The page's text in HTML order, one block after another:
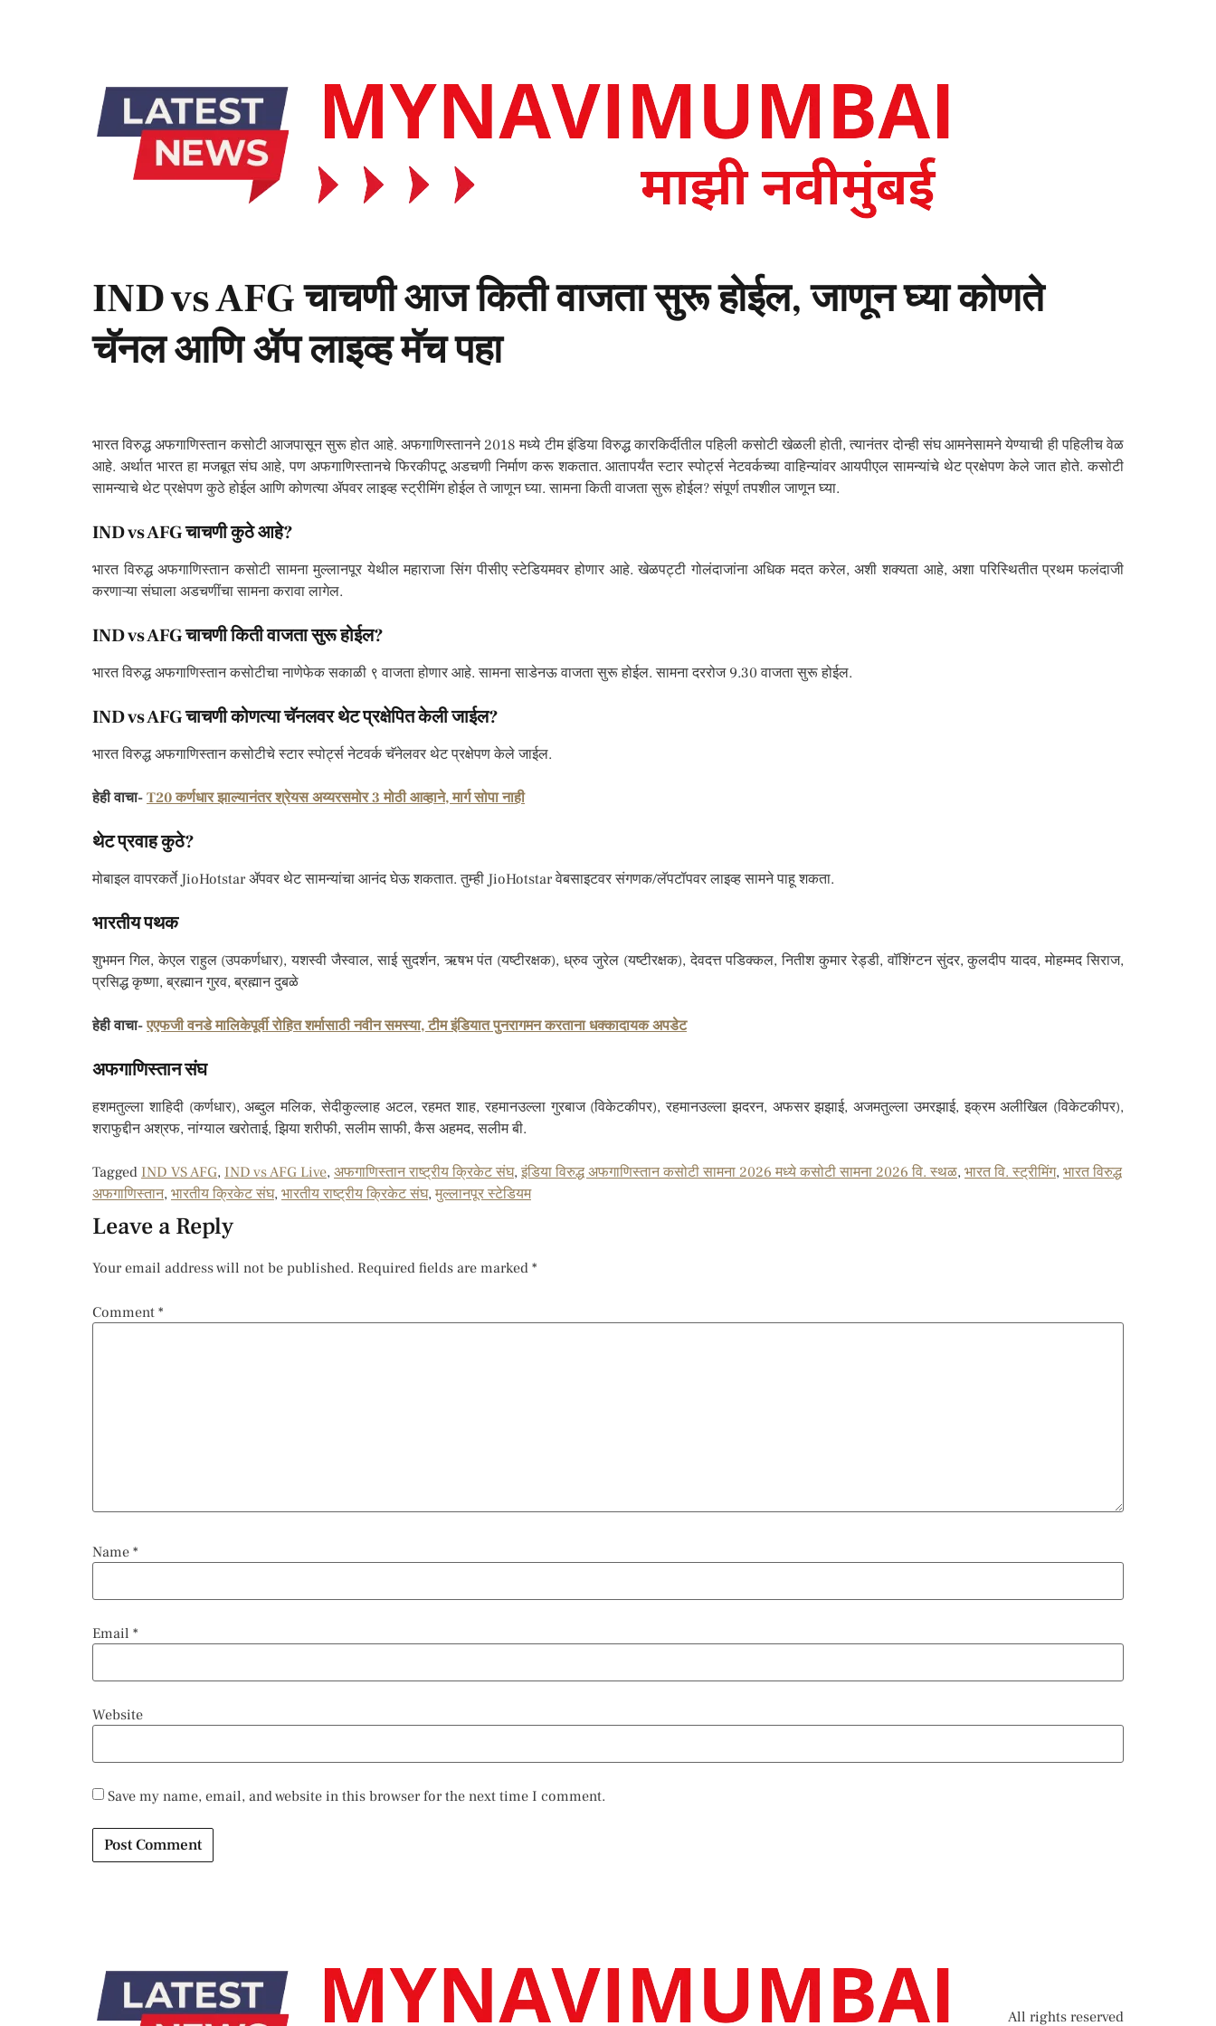
IND vs AFG चाचणी आज किती वाजता सुरू होईल, जाणून घ्या कोणते
चॅनल आणि ॲप लाइव्ह मॅच पहा
भारत विरुद्ध अफगाणिस्तान कसोटी आजपासून सुरू होत आहे. अफगाणिस्तानने 2018 मध्ये टीम इंडिया विरुद्ध कारकिर्दीतील पहिली कसोटी खेळली होती, त्यानंतर दोन्ही संघ आमनेसामने येण्याची ही पहिलीच वेळ
आहे. अर्थात भारत हा मजबूत संघ आहे, पण अफगाणिस्तानचे फिरकीपटू अडचणी निर्माण करू शकतात. आतापर्यंत स्टार स्पोर्ट्स नेटवर्कच्या वाहिन्यांवर आयपीएल सामन्यांचे थेट प्रक्षेपण केले जात होते. कसोटी
सामन्याचे थेट प्रक्षेपण कुठे होईल आणि कोणत्या ॲपवर लाइव्ह स्ट्रीमिंग होईल ते जाणून घ्या. सामना किती वाजता सुरू होईल? संपूर्ण तपशील जाणून घ्या.
IND vs AFG चाचणी कुठे आहे?
भारत विरुद्ध अफगाणिस्तान कसोटी सामना मुल्लानपूर येथील महाराजा सिंग पीसीए स्टेडियमवर होणार आहे. खेळपट्टी गोलंदाजांना अधिक मदत करेल, अशी शक्यता आहे, अशा परिस्थितीत प्रथम फलंदाजी
करणाऱ्या संघाला अडचणींचा सामना करावा लागेल.
IND vs AFG चाचणी किती वाजता सुरू होईल?
भारत विरुद्ध अफगाणिस्तान कसोटीचा नाणेफेक सकाळी ९ वाजता होणार आहे. सामना साडेनऊ वाजता सुरू होईल. सामना दररोज 9.30 वाजता सुरू होईल.
IND vs AFG चाचणी कोणत्या चॅनलवर थेट प्रक्षेपित केली जाईल?
भारत विरुद्ध अफगाणिस्तान कसोटीचे स्टार स्पोर्ट्स नेटवर्क चॅनेलवर थेट प्रक्षेपण केले जाईल.
हेही वाचा- T20 कर्णधार झाल्यानंतर श्रेयस अय्यरसमोर 3 मोठी आव्हाने, मार्ग सोपा नाही
थेट प्रवाह कुठे?
मोबाइल वापरकर्ते JioHotstar ॲपवर थेट सामन्यांचा आनंद घेऊ शकतात. तुम्ही JioHotstar वेबसाइटवर संगणक/लॅपटॉपवर लाइव्ह सामने पाहू शकता.
भारतीय पथक
शुभमन गिल, केएल राहुल (उपकर्णधार), यशस्वी जैस्वाल, साई सुदर्शन, ऋषभ पंत (यष्टीरक्षक), ध्रुव जुरेल (यष्टीरक्षक), देवदत्त पडिक्कल, नितीश कुमार रेड्डी, वॉशिंग्टन सुंदर, कुलदीप यादव, मोहम्मद सिराज,
प्रसिद्ध कृष्णा, ब्रह्मान गुरव, ब्रह्मान दुबळे
हेही वाचा-एएफजी वनडे मालिकेपूर्वी रोहित शर्मासाठी नवीन समस्या, टीम इंडियात पुनरागमन करताना धक्कादायक अपडेट
अफगाणिस्तान संघ
हशमतुल्ला शाहिदी (कर्णधार), अब्दुल मलिक, सेदीकुल्लाह अटल, रहमत शाह, रहमानउल्ला गुरबाज (विकेटकीपर), रहमानउल्ला झदरन, अफसर झझाई, अजमतुल्ला उमरझाई, इक्रम अलीखिल (विकेटकीपर),
शराफुद्दीन अश्रफ, नांग्याल खरोताई, झिया शरीफी, सलीम साफी, कैस अहमद, सलीम बी.
Tagged IND VS AFG, IND vs AFG Live, अफगाणिस्तान राष्ट्रीय क्रिकेट संघ, इंडिया विरुद्ध अफगाणिस्तान कसोटी सामना 2026 मध्ये कसोटी सामना 2026 वि. स्थळ, भारत वि. स्ट्रीमिंग, भारत विरुद्ध
अफगाणिस्तान, भारतीय क्रिकेट संघ, भारतीय राष्ट्रीय क्रिकेट संघ, मुल्लानपूर स्टेडियम
Leave a Reply
Your email address will not be published. Required fields are marked *
Comment *
Name *
Email *
Website
Save my name, email, and website in this browser for the next time I comment.
All rights reserved